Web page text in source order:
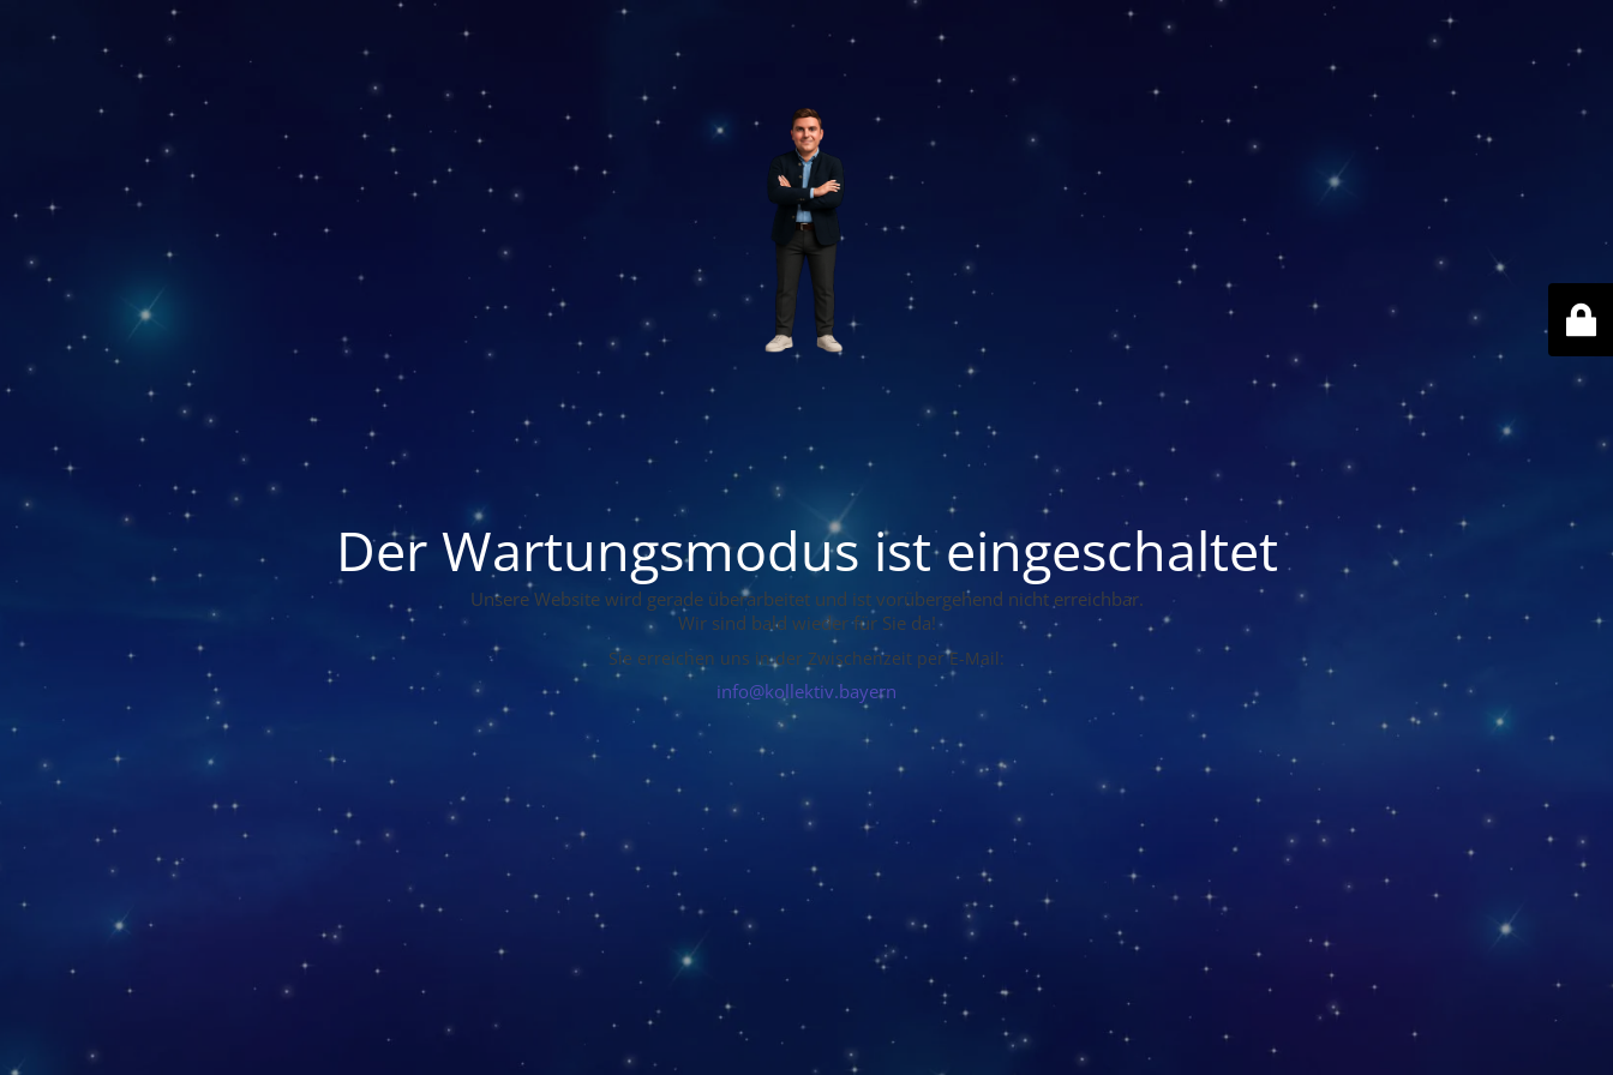
Der Wartungsmodus ist eingeschaltet
Unsere Website wird gerade überarbeitet und ist vorübergehend nicht erreichbar.
Wir sind bald wieder für Sie da!
Sie erreichen uns in der Zwischenzeit per E-Mail:
info@kollektiv.bayern